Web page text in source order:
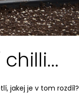
jakej je v tom rozdíl?